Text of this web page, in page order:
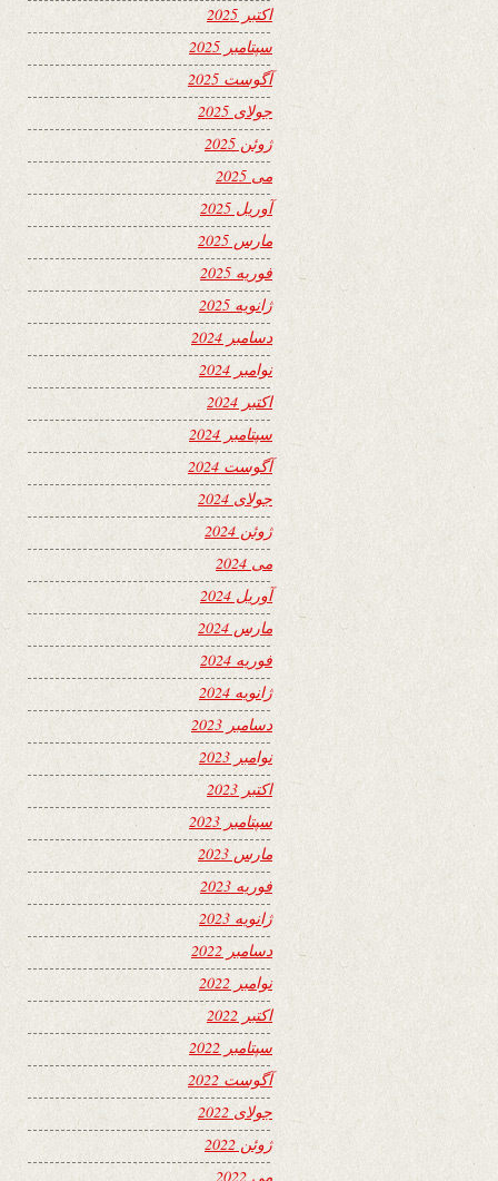
اکتبر 2025
سپتامبر 2025
آگوست 2025
جولای 2025
ژوئن 2025
می 2025
آوریل 2025
مارس 2025
فوریه 2025
ژانویه 2025
دسامبر 2024
نوامبر 2024
اکتبر 2024
سپتامبر 2024
آگوست 2024
جولای 2024
ژوئن 2024
می 2024
آوریل 2024
مارس 2024
فوریه 2024
ژانویه 2024
دسامبر 2023
نوامبر 2023
اکتبر 2023
سپتامبر 2023
مارس 2023
فوریه 2023
ژانویه 2023
دسامبر 2022
نوامبر 2022
اکتبر 2022
سپتامبر 2022
آگوست 2022
جولای 2022
ژوئن 2022
می 2022